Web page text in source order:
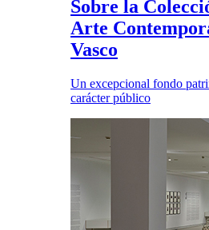
Sobre la
Arte
Vasco
Un excepcional fondo
carácter público